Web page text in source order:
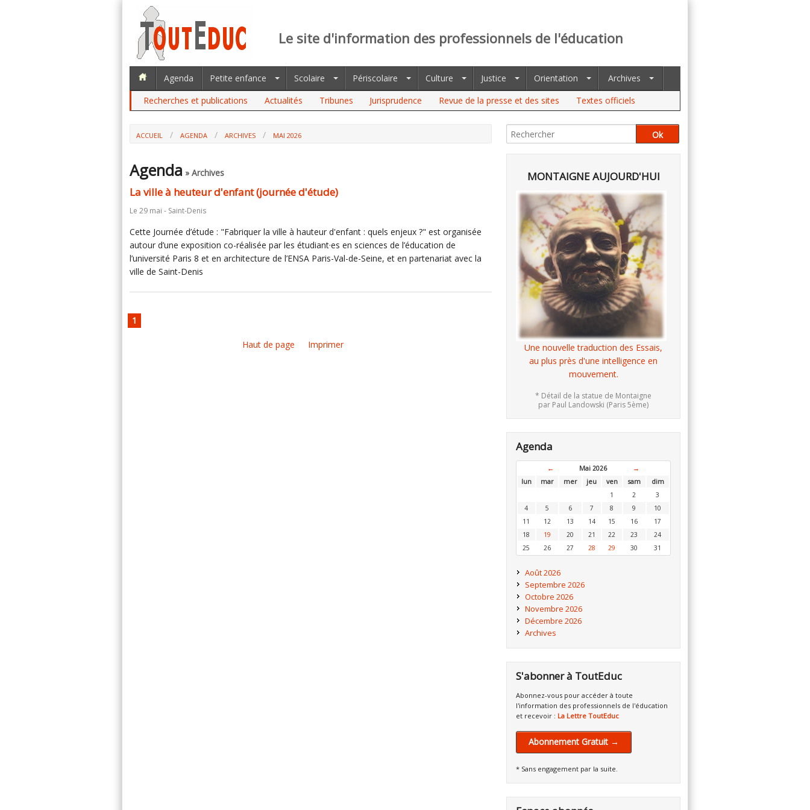
Le site d'information des professionnels de l'éducation
Agenda Petite enfance Scolaire Périscolaire Culture Justice Orientation
Archives
Recherches et publications
Actualités Tribunes Jurisprudence Revue de la presse et des sites Textes officiels
ACCUEIL AGENDA ARCHIVES MAI 2026
Agenda » Archives
La ville à heuteur d'enfant (journée d'étude)
Le 29 mai - Saint-Denis
Cette Journée d’étude : "Fabriquer la ville à hauteur d'enfant : quels enjeux ?" est organisée
autour d’une exposition co-réalisée par les étudiant·es en sciences de l’éducation de
l’université Paris 8 et en architecture de l’ENSA Paris-Val-de-Seine, et en partenariat avec la
ville de Saint-Denis
1
Haut de page Imprimer
MONTAIGNE AUJOURD'HUI
Une nouvelle traduction des Essais,
au plus près d'une intelligence en
mouvement.
* Détail de la statue de Montaigne
par Paul Landowski (Paris 5ème)
Agenda
← Mai 2026
→
lun
mar mer jeu ven sam
dim
1
2
3
4
5 6 7 8 9
10
11
12 13 14 15 16
17
18
19 20 21 22 23
24
25
26 27 28 29 30 31
Août 2026
Septembre 2026
Octobre 2026
Novembre 2026
Décembre 2026
Archives
S'abonner à ToutEduc
Abonnez-vous pour accéder à toute
l'information des professionnels de l'éducation
et recevoir : La Lettre ToutEduc
Abonnement Gratuit →
* Sans engagement par la suite.